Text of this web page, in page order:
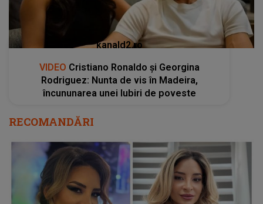
kanald2.ro
VIDEO Cristiano Ronaldo și Georgina
Rodriguez: Nunta de vis în Madeira,
încununarea unei Iubiri de poveste
RECOMANDĂRI